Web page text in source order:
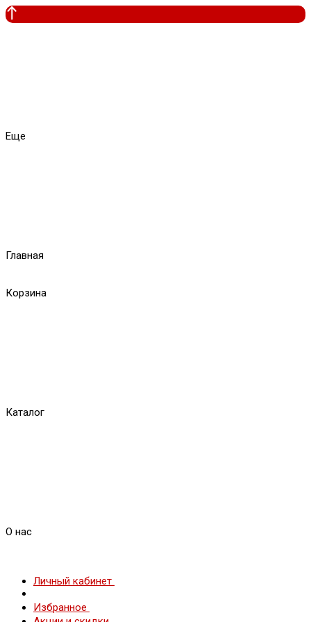
Еще
Главная
Корзина
Каталог
О нас
Личный кабинет
Избранное